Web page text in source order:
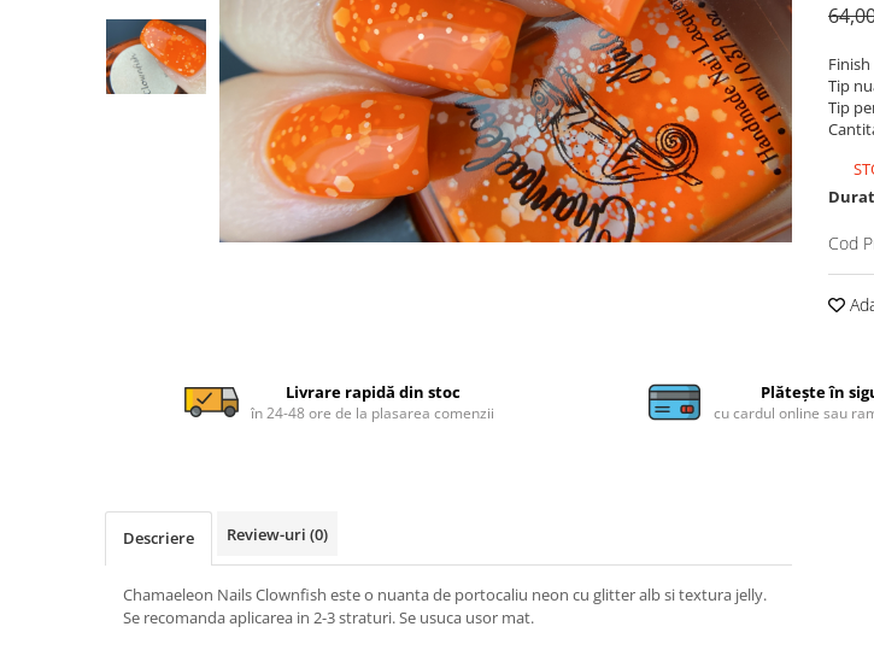
Tip
Tip
Cod
Livrare rapidă din stoc
în 24-48 ore de la plasarea comenzii
Plătește în
cu cardul online sau
Descriere Review-uri (0)
Chamaeleon Nails Clownfish este o nuanta de portocaliu neon cu glitter alb si textura jelly.
Se recomanda aplicarea in 2-3 straturi. Se usuca usor mat.